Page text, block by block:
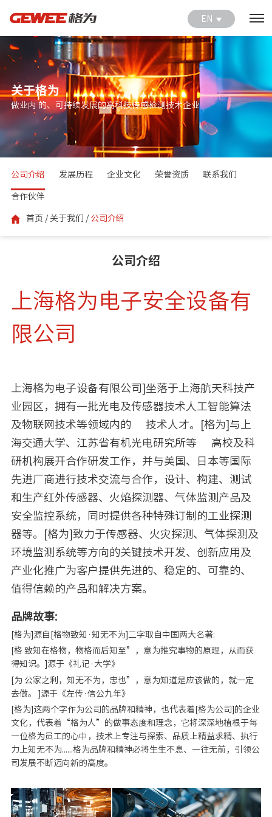
EN
关于格为
做业内 的、可持续发展的高科技传感检测技术企业
公司介绍 发展历程 企业文化 荣誉资质 联系我们
合作伙伴
首页 / 关于我们 / 公司介绍
公司介绍
上海格为电子安全设备有
限公司
上海格为电子设备有限公司]坐落于上海航天科技产
业园区，拥有一批光电及传感器技术人工智能算法
及物联网技术等领域内的 技术人才。[格为]与上
海交通大学、江苏省有机光电研究所等 高校及科
研机构展开合作研发工作，并与美国、日本等国际
先进厂商进行技术交流与合作，设计、构建、测试
和生产红外传感器、火焰探测器、气体监测产品及
安全监控系统，同时提供各种特殊订制的工业探测
器等。[格为]致力于传感器、火灾探测、气体探测及
环境监测系统等方向的关键技术开发、创新应用及
产业化推广为客户提供先进的、稳定的、可靠的、
值得信赖的产品和解决方案。
品牌故事:
[格为]源自[格物致知·知无不为]二字取自中国两大名著:
[格 致知在格物，物格而后知至”，意为推究事物的原理，从而获
得知识。]源于《礼记·大学》
[为 公家之利，知无不为，忠也”，意为知道是应该做的，就一定
去做。 ]源于《左传·信公九年》
[格为]这两个字作为公司的品牌和精神，也代表着[格为公司]的企业
文化，代表着“格为人”的做事态度和理念，它将深深地植根于每
一位格为员工的心中，技术上专注与探索、品质上精益求精、执行
力上知无不为......格为品牌和精神必将生生不息、一往无前，引领公
司发展不断迈向新的高度。